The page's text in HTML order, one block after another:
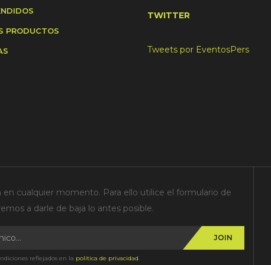
PRODUCTOS
TWITTER
Tweets por EventosPers
en cualquier momento. Para ello utilice el formulario de
a darle de baja lo antes posible.
JOIN
reflejados en la política de privacidad.